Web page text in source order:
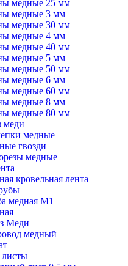
медные 25 мм
медные 3 мм
медные 30 мм
медные 4 мм
медные 40 мм
медные 5 мм
медные 50 мм
медные 6 мм
медные 60 мм
медные 8 мм
медные 80 мм
меди
медные
гвозди
медные
кровельная лента
медная М1
Меди
медный